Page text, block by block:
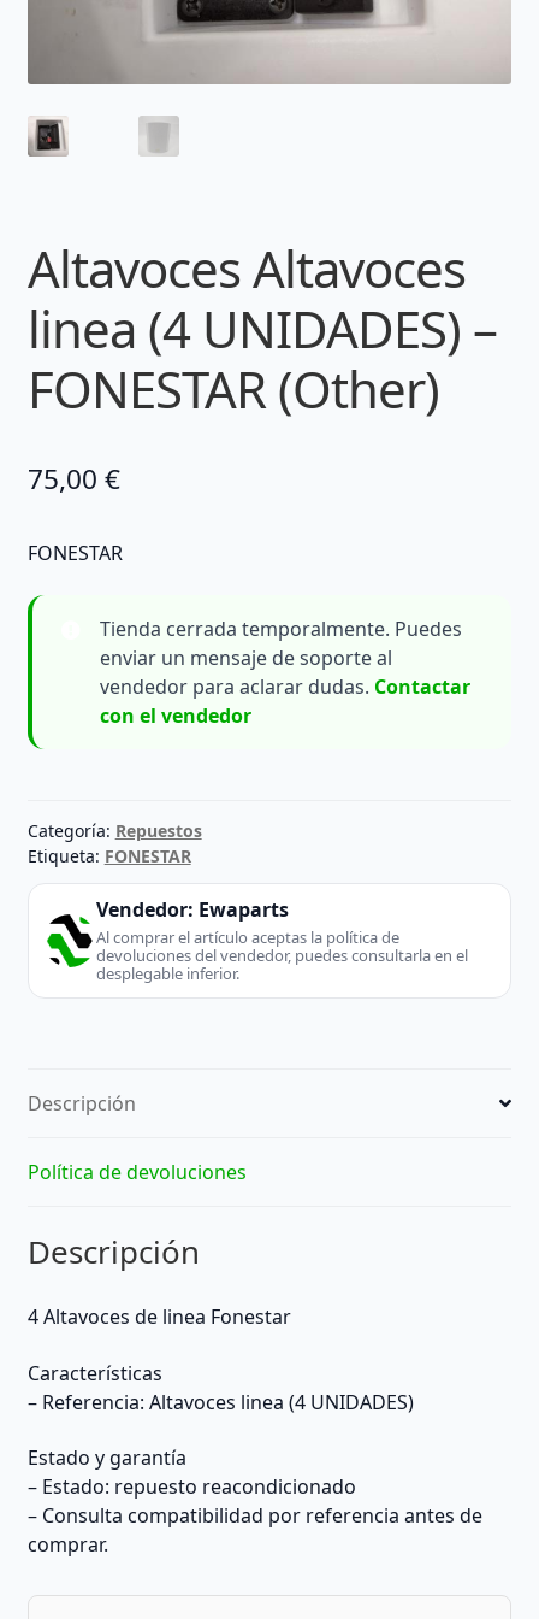
Altavoces Altavoces
linea (4 UNIDADES) –
FONESTAR (Other)
75,00 €
FONESTAR
Tienda cerrada temporalmente. Puedes
enviar un mensaje de soporte al
vendedor para aclarar dudas. Contactar
con el vendedor
Categoría: Repuestos
Etiqueta: FONESTAR
Vendedor: Ewaparts
Al comprar el artículo aceptas la política de
devoluciones del vendedor, puedes consultarla en el
desplegable inferior.
Descripción
Política de devoluciones
Descripción
4 Altavoces de linea Fonestar
Características
– Referencia: Altavoces linea (4 UNIDADES)
Estado y garantía
– Estado: repuesto reacondicionado
– Consulta compatibilidad por referencia antes de
comprar.